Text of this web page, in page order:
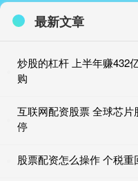
最新文章
炒股的杠杆 上半年赚432
购
互联网配资股票 全球芯片
停
股票配资怎么操作 个税